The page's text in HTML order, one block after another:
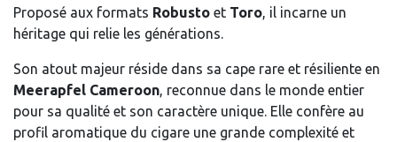
Proposé aux formats Robusto et Toro, il incarne un
héritage qui relie les générations.
Son atout majeur réside dans sa cape rare et résiliente en
Meerapfel Cameroon, reconnue dans le monde entier
pour sa qualité et son caractère unique. Elle confère au
profil aromatique du cigare une grande complexité et